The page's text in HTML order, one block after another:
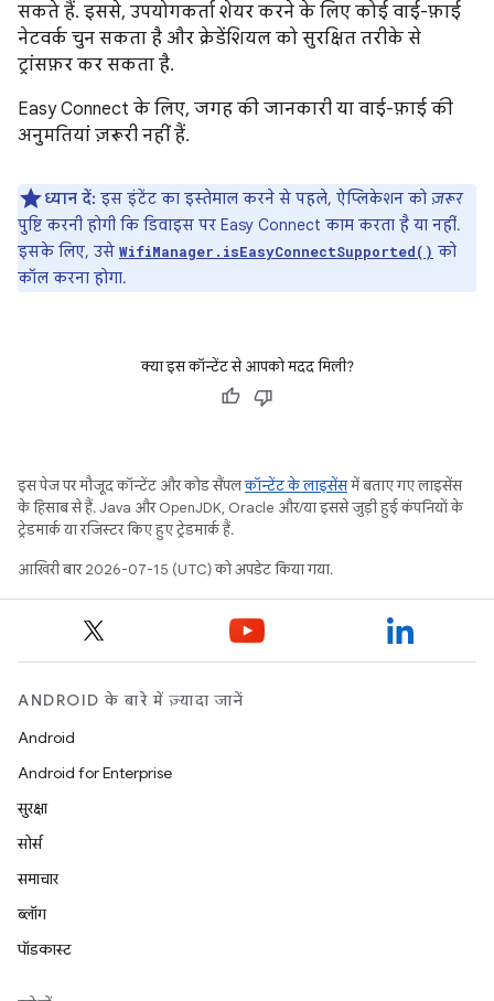
सकते हैं. इससे, उपयोगकर्ता शेयर करने के लिए कोई वाई-फ़ाई
नेटवर्क चुन सकता है और क्रेडेंशियल को सुरक्षित तरीके से
ट्रांसफ़र कर सकता है.
Easy Connect के लिए, जगह की जानकारी या वाई-फ़ाई की
अनुमतियां ज़रूरी नहीं हैं.
ध्यान दें: इस इंटेंट का इस्तेमाल करने से पहले, ऐप्लिकेशन को ज़रूर
पुष्टि करनी होगी कि डिवाइस पर Easy Connect काम करता है या नहीं.
इसके लिए, उसे WifiManager.isEasyConnectSupported() को
कॉल करना होगा.
क्या इस कॉन्टेंट से आपको मदद मिली?
इस पेज पर मौजूद कॉन्टेंट और कोड सैंपलकॉन्टेंट के लाइसेंसमें बताए गए लाइसेंस
के हिसाब से हैं. Java और OpenJDK, Oracle और/या इससे जुड़ी हुई कंपनियों के
ट्रेडमार्क या रजिस्टर किए हुए ट्रेडमार्क हैं.
आखिरी बार 2026-07-15 (UTC) को अपडेट किया गया.
ANDROID के बारे में ज़्यादा जानें
Android
Android for Enterprise
सुरक्षा
सोर्स
समाचार
ब्लॉग
पॉडकास्ट